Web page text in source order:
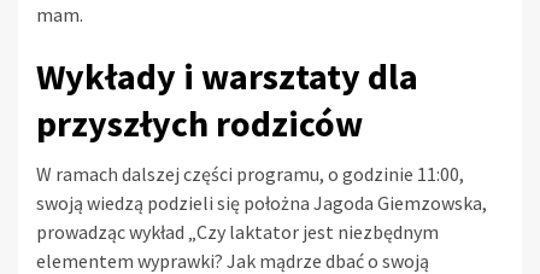
mam.
Wykłady i warsztaty dla
przyszłych rodziców
W ramach dalszej części programu, o godzinie 11:00,
swoją wiedzą podzieli się położna Jagoda Giemzowska,
prowadząc wykład „Czy laktator jest niezbędnym
elementem wyprawki? Jak mądrze dbać o swoją